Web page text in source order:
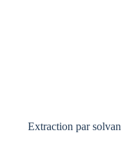
Extraction par solvan